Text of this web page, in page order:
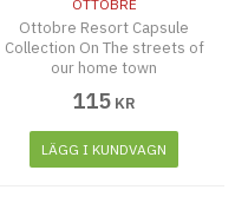
OTTOBRE
Ottobre Resort Capsule
Collection On The streets of
our home town
115 KR
LÄGG I KUNDVAGN